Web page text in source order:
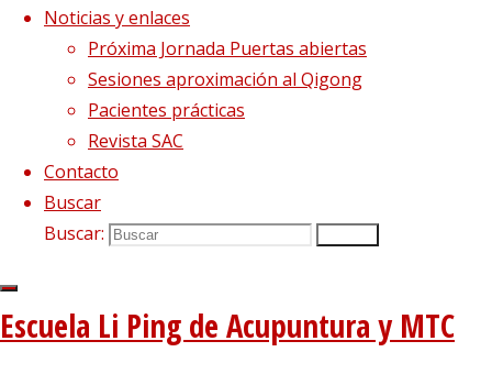
Noticias y enlaces
Próxima Jornada Puertas abiertas
Sesiones aproximación al Qigong
Pacientes prácticas
Revista SAC
Contacto
Buscar
Buscar:
Escuela Li Ping de Acupuntura y MTC
Síguenos en Twitter
Tweets sobre liping_mtc
Blog – Últimos artículos
Dietética, Nutrición y Medicina china
La decepción no mata, enseña
El viento precede a todas las enfermedades de origen
externo
Escuela de acupuntura y medicina tradicional china